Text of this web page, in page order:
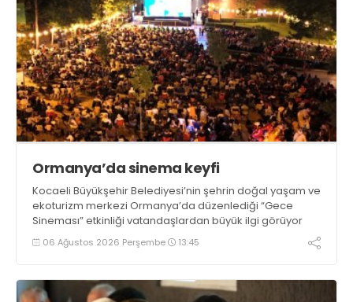
Ormanya’da sinema keyfi
Kocaeli Büyükşehir Belediyesi’nin şehrin doğal yaşam ve
ekoturizm merkezi Ormanya’da düzenlediği “Gece
Sineması” etkinliği vatandaşlardan büyük ilgi görüyor
06 Ağustos 2026 Perşembe 13:45